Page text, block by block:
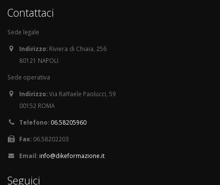
Contattaci
Sede legale
Indirizzo: Riviera di Chiaia, 256
80121 NAPOLI
Sede operativa
Indirizzo:Via Raffaele Paolucci, 59
00152 ROMA
Telefono: 06.58205960
Fax: 06.58202203
Email: info@dikeformazione.it
Seguici